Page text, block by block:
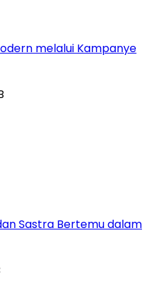
melalui Kampanye
Sastra Bertemu dalam